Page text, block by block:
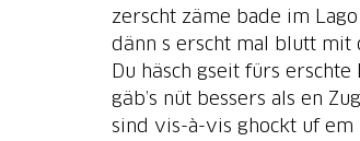
zerscht zäme bade im
dänn s erscht mal blutt mit
Du häsch gseit fürs erschte
gäb’s nüt bessers als en Zug
sind vis-à-vis ghockt uf em